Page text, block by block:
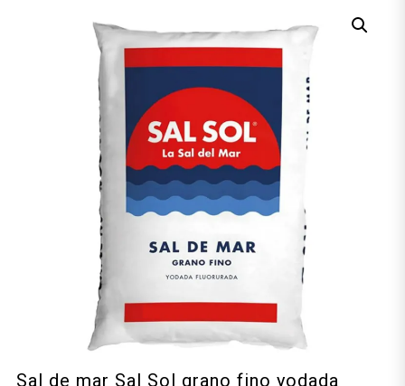
Sal de mar Sal Sol grano fino yodada